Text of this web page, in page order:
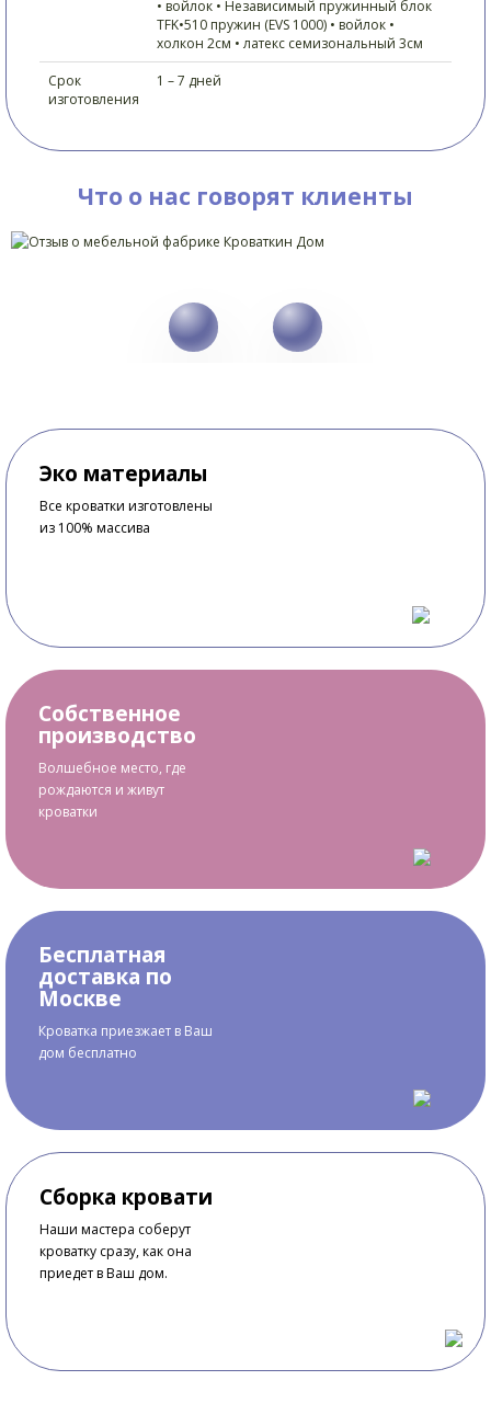
• войлок • Независимый пружинный блок
TFK•510 пружин (EVS 1000) • войлок •
холкон 2см • латекс семизональный 3см
Срок
изготовления
1 – 7 дней
Что о нас говорят клиенты
Эко материалы
Все кроватки изготовлены
из 100% массива
Собственное
производство
Волшебное место, где
рождаются и живут
кроватки
Бесплатная
доставка по
Москве
Кроватка приезжает в Ваш
дом бесплатно
Сборка кровати
Наши мастера соберут
кроватку сразу, как она
приедет в Ваш дом.